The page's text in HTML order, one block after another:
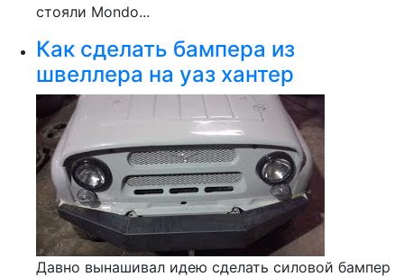
стояли Mondo...
Как сделать бампера из
швеллера на уаз хантер
Давно вынашивал идею сделать силовой бампер